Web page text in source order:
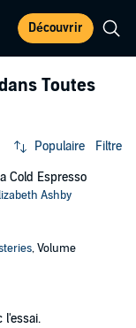
Découvrir
Toutes
Populaire Filtre
Cold Espresso
Ashby
, Volume
l'essai.